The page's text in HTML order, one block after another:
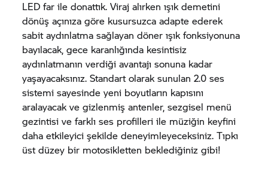
LED far ile donattık. Viraj alırken ışık demetini
dönüş açınıza göre kusursuzca adapte ederek
sabit aydınlatma sağlayan döner ışık fonksiyonuna
bayılacak, gece karanlığında kesintisiz
aydınlatmanın verdiği avantajı sonuna kadar
yaşayacaksınız. Standart olarak sunulan 2.0 ses
sistemi sayesinde yeni boyutların kapısını
aralayacak ve gizlenmiş antenler, sezgisel menü
gezintisi ve farklı ses profilleri ile müziğin keyfini
daha etkileyici şekilde deneyimleyeceksiniz. Tıpkı
üst düzey bir motosikletten beklediğiniz gibi!